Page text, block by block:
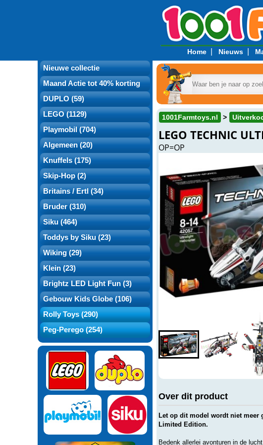
Home| Nieuws|
Nieuwe collectie
Maand Actie tot 40% korting
DUPLO (59)
LEGO (1129)
Playmobil (704)
Algemeen (20)
Knuffels (175)
Skip-Hop (2)
Britains / Ertl (34)
Bruder (310)
Siku (464)
Toddys by Siku (23)
Wiking (29)
Klein (23)
Brightz LED Light Fun (3)
Gebouw Kids Globe (106)
Rolly Toys (290)
Peg-Perego (254)
1001Farmtoys.nl
LEGO TECHNIC
OP=OP
Over dit product
Let op dit model wordt niet meer
Limited Edition.
Bedenk allerlei avonturen in de